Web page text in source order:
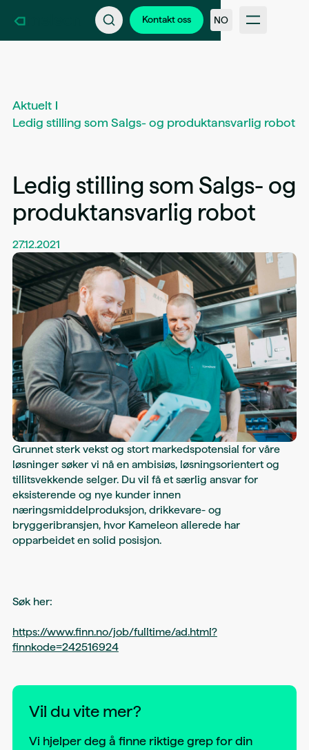
Kontakt oss NO
Bli en del av Kameleon
Nyheter & kundehistorier
Aktuelt
Ledig stilling som Salgs- og produktansvarlig robot
Ledig stilling som Salgs- og
produktansvarlig robot
27.12.2021
Grunnet sterk vekst og stort markedspotensial for våre
løsninger søker vi nå en ambisiøs, løsningsorientert og
tillitsvekkende selger. Du vil få et særlig ansvar for
eksisterende og nye kunder innen
næringsmiddelproduksjon, drikkevare- og
bryggeribransjen, hvor Kameleon allerede har
opparbeidet en solid posisjon.
Søk her:
https://www.finn.no/job/fulltime/ad.html?
finnkode=242516924
Vil du vite mer?
Vi hjelper deg å finne riktige grep for din